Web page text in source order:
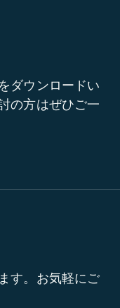
ダウンロードい
の方はぜひご一
す。お気軽にご